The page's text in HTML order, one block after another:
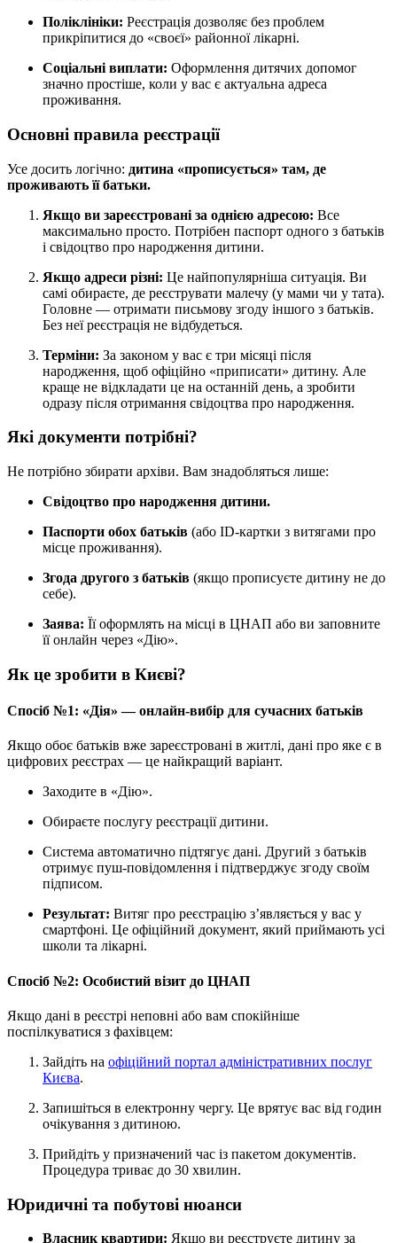
Поліклініки: Реєстрація дозволяє без проблем
прикріпитися до «своєї» районної лікарні.
Соціальні виплати: Оформлення дитячих допомог
значно простіше, коли у вас є актуальна адреса
проживання.
Основні правила реєстрації
Усе досить логічно: дитина «прописується» там, де
проживають її батьки.
Якщо ви зареєстровані за однією адресою: Все
максимально просто. Потрібен паспорт одного з батьків
і свідоцтво про народження дитини.
Якщо адреси різні: Це найпопулярніша ситуація. Ви
самі обираєте, де реєструвати малечу (у мами чи у тата).
Головне — отримати письмову згоду іншого з батьків.
Без неї реєстрація не відбудеться.
Терміни: За законом у вас є три місяці після
народження, щоб офіційно «приписати» дитину. Але
краще не відкладати це на останній день, а зробити
одразу після отримання свідоцтва про народження.
Які документи потрібні?
Не потрібно збирати архіви. Вам знадобляться лише:
Свідоцтво про народження дитини.
Паспорти обох батьків (або ID-картки з витягами про
місце проживання).
Згода другого з батьків (якщо прописуєте дитину не до
себе).
Заява: Її оформлять на місці в ЦНАП або ви заповните
її онлайн через «Дію».
Як це зробити в Києві?
Спосіб №1: «Дія» — онлайн-вибір для сучасних батьків
Якщо обоє батьків вже зареєстровані в житлі, дані про яке є в
цифрових реєстрах — це найкращий варіант.
Заходите в «Дію».
Обираєте послугу реєстрації дитини.
Система автоматично підтягує дані. Другий з батьків
отримує пуш-повідомлення і підтверджує згоду своїм
підписом.
Результат: Витяг про реєстрацію з’являється у вас у
смартфоні. Це офіційний документ, який приймають усі
школи та лікарні.
Спосіб №2: Особистий візит до ЦНАП
Якщо дані в реєстрі неповні або вам спокійніше
поспілкуватися з фахівцем:
Зайдіть на офіційний портал адміністративних послуг
Києва.
Запишіться в електронну чергу. Це врятує вас від годин
очікування з дитиною.
Прийдіть у призначений час із пакетом документів.
Процедура триває до 30 хвилин.
Юридичні та побутові нюанси
Власник квартири: Якщо ви реєструєте дитину за